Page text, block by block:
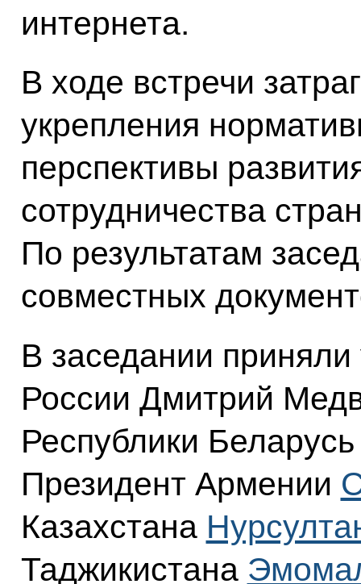
интернета.
В ходе встречи
укрепления
перспективы
сотрудничества
По результатам
совместных
В заседании
России Дмитрий
Республики
Президент Армении
Казахстана
Таджикистана